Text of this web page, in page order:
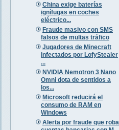
China exige baterías
ignífugas en coches
eléctrico...
Fraude masivo con SMS
falsos de multas tráfico
Jugadores de Minecraft
infectados por LofyStealer
...
NVIDIA Nemotron 3 Nano
Omni dota de sentidos a
los...
Microsoft reducirá el
consumo de RAM en
Windows
Alerta por fraude que roba